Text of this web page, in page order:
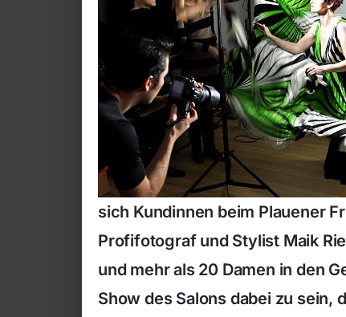
sich Kundinnen beim Plauener
Profifotograf und Stylist Maik
und mehr als 20 Damen in den
Show des Salons dabei zu